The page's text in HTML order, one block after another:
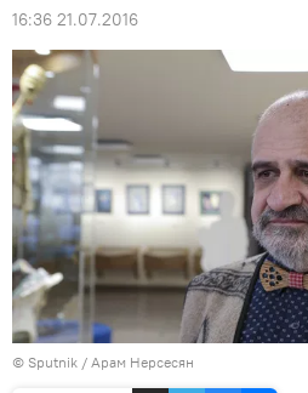
16:36 21.07.2016
© Sputnik / Арам Нерсесян